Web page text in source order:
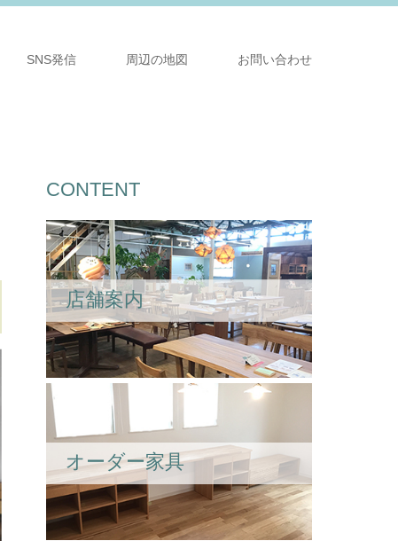
SNS発信 周辺の地図 お問い合わせ
CONTENT
店舗案内
オーダー家具